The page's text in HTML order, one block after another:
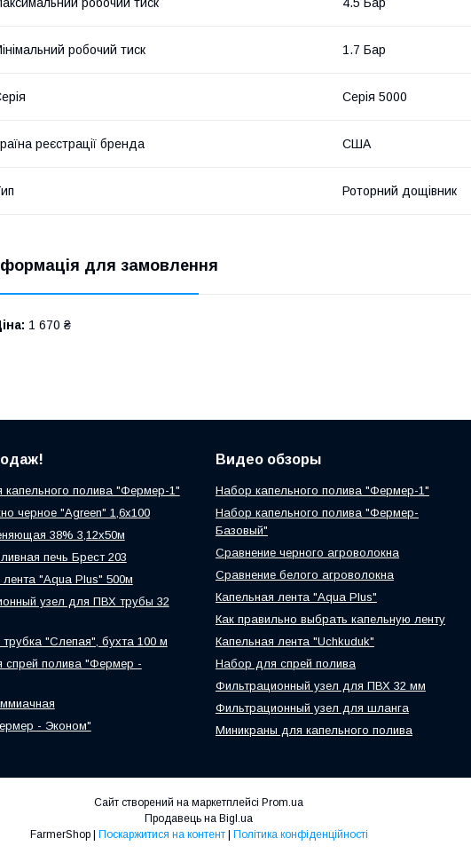
робочий тиск 1.7 Бар
Серія 5000
реєстрації бренда США
Роторний дощівник
для замовлення
1 670 ₴
полива "Фермер-1"
черное "Agreen" 1,6х100
38% 3,12х50м
печь Брест 203
лента "Aqua Plus" 500м
узел для ПВХ трубы 32
трубка "Слепая", бухта 100 м
спрей полива "Фермер -
- Эконом"
Видео обзоры
Набор капельного полива "Фермер-1"
Набор капельного полива "Фермер-
Базовый"
Сравнение черного агроволокна
Сравнение белого агроволокна
Капельная лента "Aqua Plus"
Как правильно выбрать капельную ленту
Капельная лента "Uchkuduk"
Набор для спрей полива
Фильтрационный узел для ПВХ 32 мм
Фильтрационный узел для шланга
Миникраны для капельного полива
Сайт створений на маркетплейсі Prom.ua
Продавець на Bigl.ua
FarmerShop | Поскаржитися на контент | Політика конфіденційності